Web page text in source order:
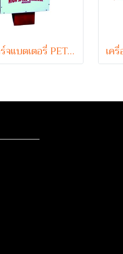
เครื่องชาร์จแบตเตอรี่ PETCH รุ่น P24100 (24V 100A Max)